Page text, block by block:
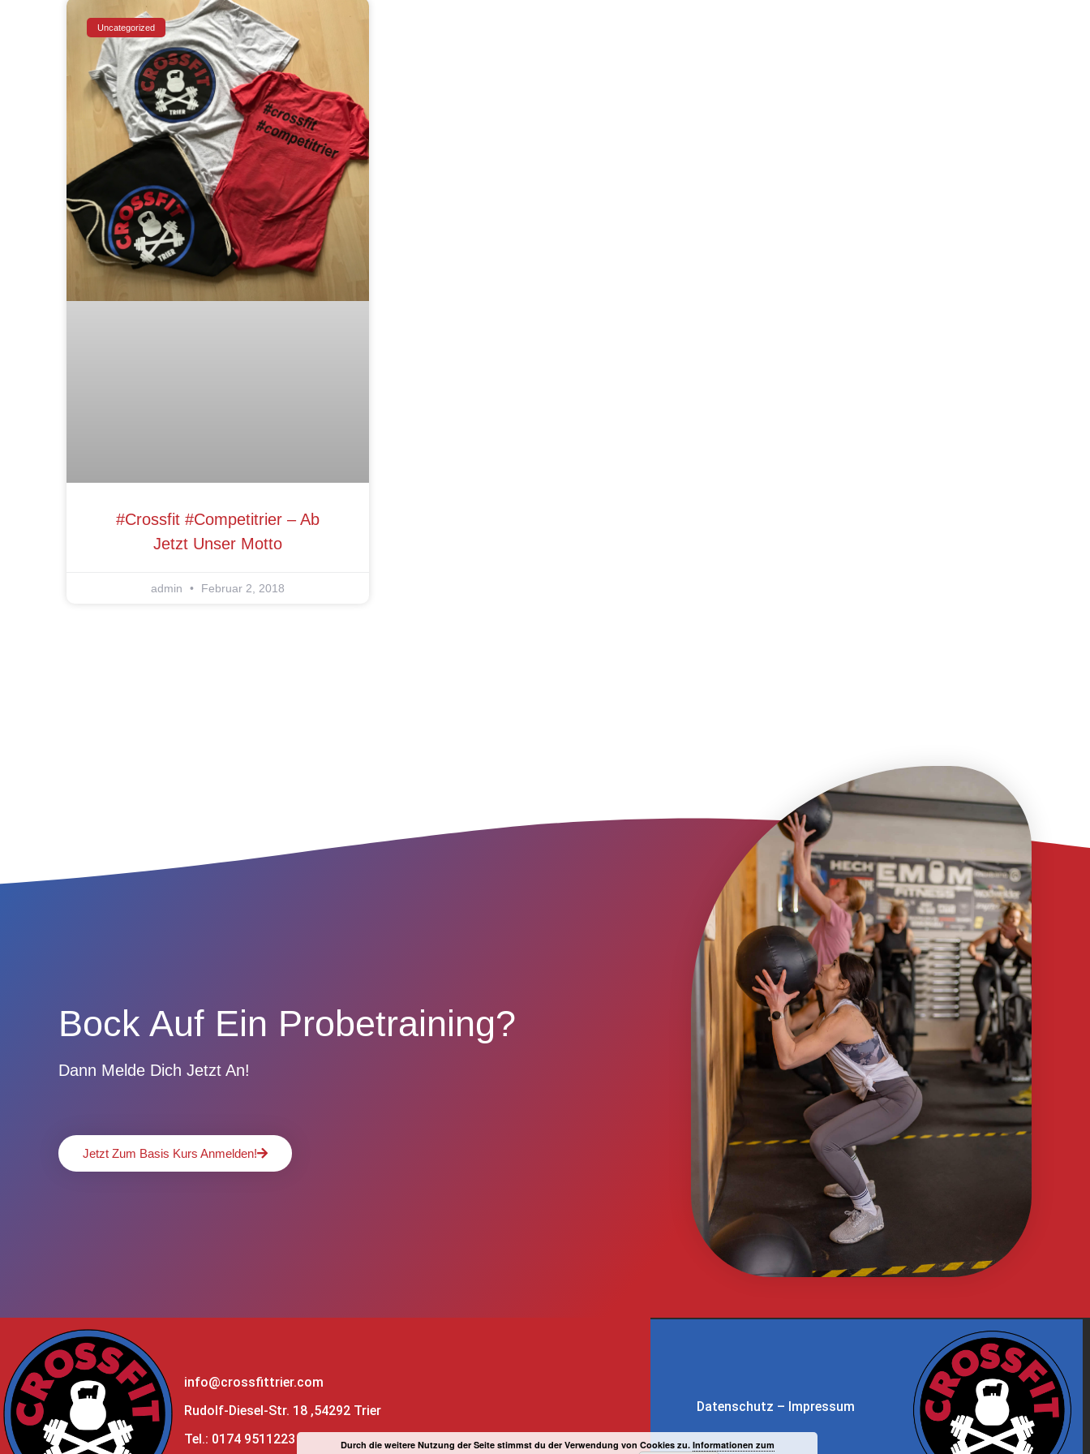
Uncategorized
#crossfit #competitrier – Ab
Jetzt Unser Motto
admin Februar 2, 2018
Bock Auf Ein Probetraining?
Dann Melde Dich Jetzt An!
Jetzt Zum Basis Kurs Anmelden!
info@crossfittrier.com
Rudolf-Diesel-Str. 18 ,54292 Trier
Tel.: 0174 9511223
Datenschutz – Impressum
Durch die weitere Nutzung der Seite stimmst du der Verwendung von Cookies zu. Informationen zum